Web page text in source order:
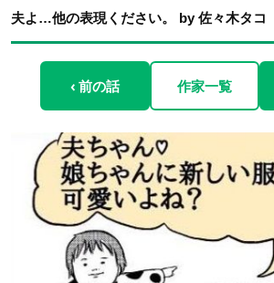
夫よ…他の表現ください。 by 佐々木タコ
‹ 前の話 作家一覧